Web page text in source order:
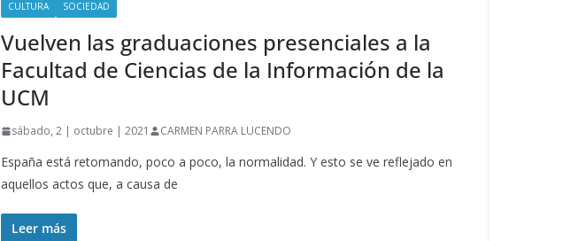
CULTURA SOCIEDAD
Vuelven las graduaciones presenciales a la
Facultad de Ciencias de la Información de la
UCM
sábado, 2 | octubre | 2021 CARMEN PARRA LUCENDO
España está retomando, poco a poco, la normalidad. Y esto se ve reflejado en
aquellos actos que, a causa de
Leer más